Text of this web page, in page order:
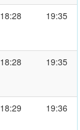
18:28 19:35
18:28 19:35
18:29 19:36